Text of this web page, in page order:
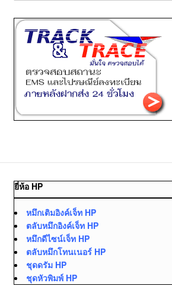
ยี่ห้อ HP
หมึกเติมอิงค์เจ็ท HP
ตลับหมึกอิงค์เจ็ท HP
หมึกดีไซน์เจ็ท HP
ตลับหมึกโทนเนอร์ HP
ชุดดรัม HP
ชุดหัวพิมพ์ HP